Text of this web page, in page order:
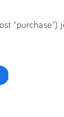
"purchase")